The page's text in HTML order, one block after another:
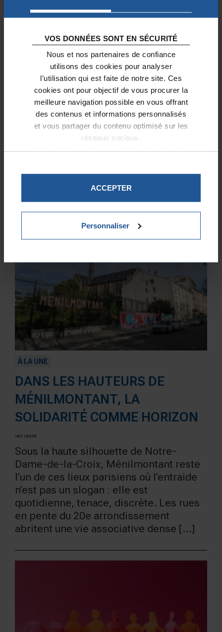
VOS DONNÉES SONT EN SÉCURITÉ
Nous et nos partenaires de confiance
utilisons des cookies pour analyser
l’utilisation qui est faite de notre site. Ces
cookies ont pour objectif de vous procurer la
meilleure navigation possible en vous offrant
des contenus et informations personnalisés
et vous partager du contenu optimisé sur les
réseaux sociaux.
Plus d'informations sur la protection de
ACCEPTER
Personnaliser
NOTRE-DAME 2030 : UNE
NOUVELLE ÉTAPE POUR UN
MONUMENT VIVANT
Depuis sa réouverture en décembre
2024, Notre-Dame de Paris a retrouvé
son souffle. Sa lumière, ses chants, la
ferveur de ses fidèles et
l’émerveillement de ses visiteurs ont
réinvesti les lieux, témoignant d’un
emblématique.
À LA UNE
DANS LES HAUTEURS DE
MÉNILMONTANT, LA
SOLIDARITÉ COMME HORIZON
18/11/2025
Sous la haute silhouette de Notre-
Dame-de-la-Croix, Ménilmontant reste
l’un de ces lieux parisiens où l’entraide
n’est pas un slogan : elle est
quotidienne, tenace, discrète. Les rues
en pente du 20e arrondissement
abritent une vie associative dense [...]